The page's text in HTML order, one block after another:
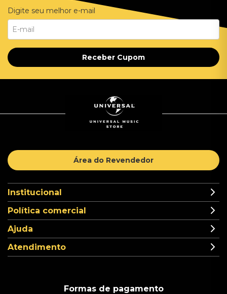
Digite seu melhor e-mail
Receber Cupom
Área do Revendedor
Institucional
Política comercial
Ajuda
Atendimento
Formas de pagamento